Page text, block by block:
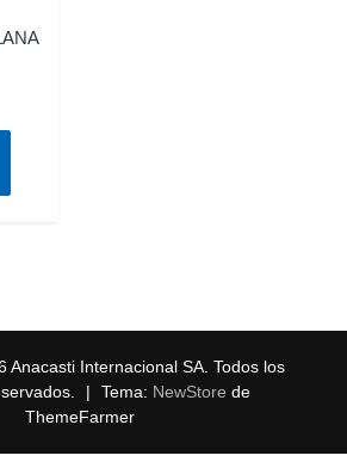
Anacasti Internacional SA. Todos los
| Tema: NewStore de
ThemeFarmer